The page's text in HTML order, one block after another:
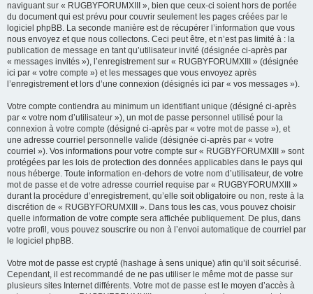
naviguant sur « RUGBYFORUMXIII », bien que ceux-ci soient hors de portée
du document qui est prévu pour couvrir seulement les pages créées par le
logiciel phpBB. La seconde manière est de récupérer l’information que vous
nous envoyez et que nous collectons. Ceci peut être, et n’est pas limité à : la
publication de message en tant qu’utilisateur invité (désignée ci-après par
« messages invités »), l’enregistrement sur « RUGBYFORUMXIII » (désignée
ici par « votre compte ») et les messages que vous envoyez après
l’enregistrement et lors d’une connexion (désignés ici par « vos messages »).
Votre compte contiendra au minimum un identifiant unique (désigné ci-après
par « votre nom d’utilisateur »), un mot de passe personnel utilisé pour la
connexion à votre compte (désigné ci-après par « votre mot de passe »), et
une adresse courriel personnelle valide (désignée ci-après par « votre
courriel »). Vos informations pour votre compte sur « RUGBYFORUMXIII » sont
protégées par les lois de protection des données applicables dans le pays qui
nous héberge. Toute information en-dehors de votre nom d’utilisateur, de votre
mot de passe et de votre adresse courriel requise par « RUGBYFORUMXIII »
durant la procédure d’enregistrement, qu’elle soit obligatoire ou non, reste à la
discrétion de « RUGBYFORUMXIII ». Dans tous les cas, vous pouvez choisir
quelle information de votre compte sera affichée publiquement. De plus, dans
votre profil, vous pouvez souscrire ou non à l’envoi automatique de courriel par
le logiciel phpBB.
Votre mot de passe est crypté (hashage à sens unique) afin qu’il soit sécurisé.
Cependant, il est recommandé de ne pas utiliser le même mot de passe sur
plusieurs sites Internet différents. Votre mot de passe est le moyen d’accès à